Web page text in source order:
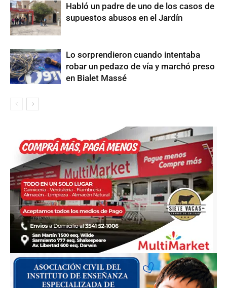
Habló un padre de uno de los casos de
supuestos abusos en el Jardín
Lo sorprendieron cuando intentaba
robar un pedazo de vía y marchó preso
en Bialet Massé